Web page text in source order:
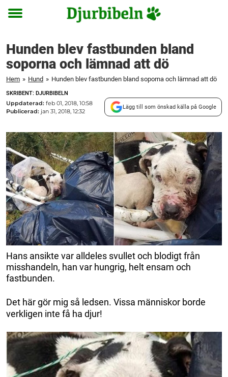
Toggle
Hunden blev fastbunden bland
soporna och lämnad att dö
Hem » Hund » Hunden blev fastbunden bland soporna och lämnad att dö
SKRIBENT: DJURBIBELN
Uppdaterad: feb 01, 2018, 10:58
Publicerad: jan 31, 2018, 12:32
Lägg till som önskad källa på Google
Hans ansikte var alldeles svullet och blodigt från
misshandeln, han var hungrig, helt ensam och
fastbunden.
Det här gör mig så ledsen. Vissa människor borde
verkligen inte få ha djur!